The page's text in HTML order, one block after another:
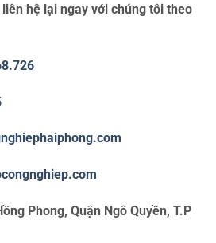
hệ lại ngay với chúng tôi theo
Phong, Quận Ngô Quyền, T.P